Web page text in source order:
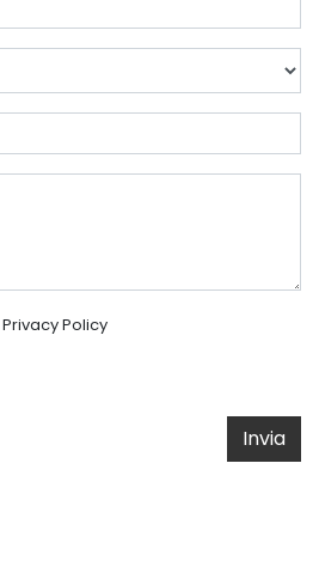
Privacy Policy
Invia